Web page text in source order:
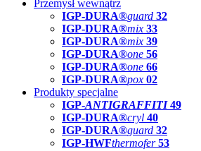
Przemysł wewnątrz
IGP-DURA®guard 32
IGP-DURA®mix 33
IGP-DURA®mix 39
IGP-DURA®one 56
IGP-DURA®one 66
IGP-DURA®pox 02
Produkty specjalne
IGP-ANTIGRAFFITI49
IGP-DURA®cryl 40
IGP-DURA®guard 32
IGP-HWFthermofer 53